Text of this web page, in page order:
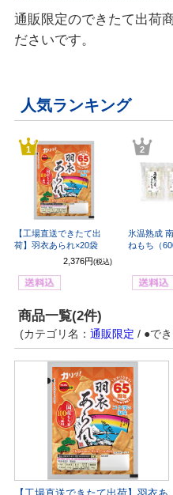
通販限定のできたて出荷
ださいです。
人気ランキング
1
【工場直送できたて出
荷】羽衣あられ×20袋
2,376円 (税込)
2
氷温熟成
ねもち（
商品一覧(2件)
(カテゴリ名： 通販限定 / ●で